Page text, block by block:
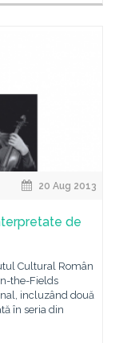
20 Aug 2013
de
Cultural Român
the-Fields
incluzând două
în seria din